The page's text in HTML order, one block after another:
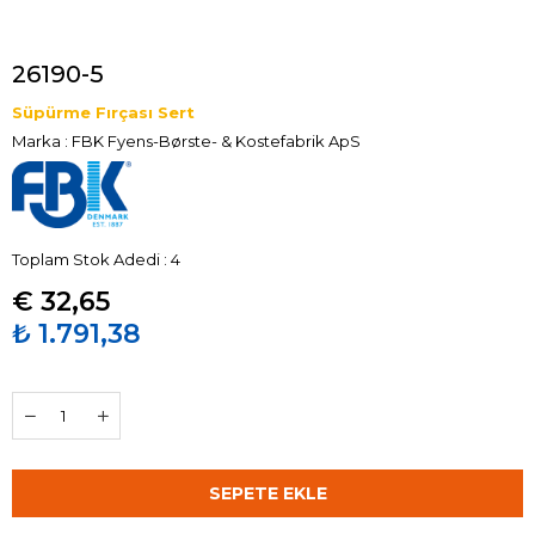
26190-5
Süpürme Fırçası Sert
Marka : FBK Fyens-Børste- & Kostefabrik ApS
Toplam Stok Adedi : 4
€ 32,65
₺ 1.791,38